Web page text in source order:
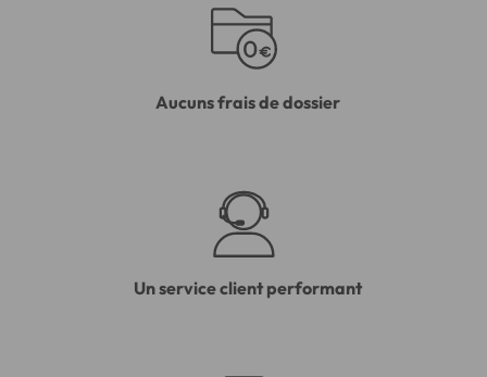
Aucuns frais de dossier
Un service client performant